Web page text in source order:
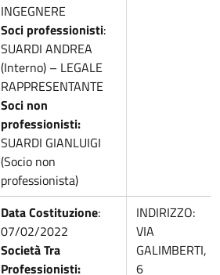
INGEGNERE
Soci professionisti:
SUARDI ANDREA
(Interno) – LEGALE
RAPPRESENTANTE
Soci non
professionisti:
SUARDI GIANLUIGI
(Socio non
professionista)
Data Costituzione:
07/02/2022
Società Tra
Professionisti:
INDIRIZZO:
VIA
GALIMBERTI,
6